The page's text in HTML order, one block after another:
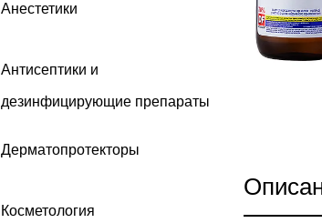
Анестетики
Антисептики и
дезинфицирующие препараты
Дерматопротекторы
Косметология